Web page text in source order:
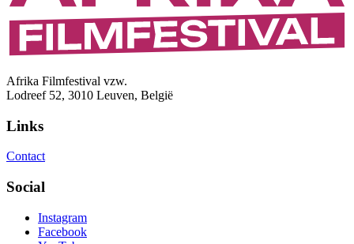
Afrika Filmfestival vzw.
Lodreef 52, 3010 Leuven, België
Links
Contact
Social
Instagram
Facebook